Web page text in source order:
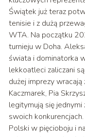
Świątek już teraz
tenisie i z dużą
WTA. Na początku
turnieju w Doha.
świata i dominatorka
lekkoatleci zaliczani
dużej imprezy wracają
Kaczmarek, Pia
legitymują się
swoich
Polski w pięcioboju i